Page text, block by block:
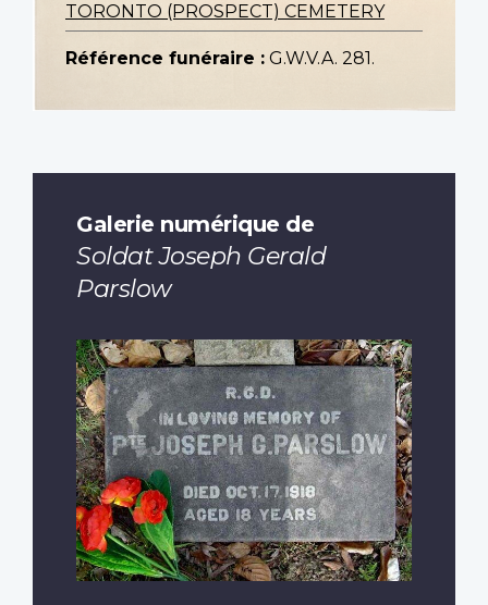
TORONTO (PROSPECT) CEMETERY
Référence funéraire : G.W.V.A. 281.
Galerie numérique de
Soldat Joseph Gerald
Parslow